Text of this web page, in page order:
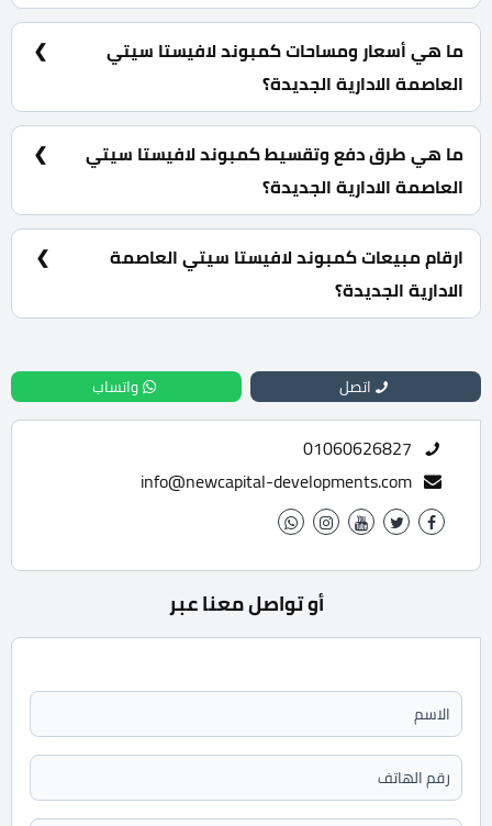
يقع كمبوند لافيستا العاصمة الادارية الجديدة بقلب الحي
السكني الرابع R4 بالتحديد في متوسط العاصمة بمنطقة
الجولدن سكوير.
ما هي أسعار ومساحات كمبوند لافيستا سيتي
العاصمة الادارية الجديدة؟
يوجد العديد من المساحات والاسعار في الكمبوند حيث تبدأ
المساحات من 230 متر مربع، والاسعار تبدأ من
15,680,000 جنية.
ما هي طرق دفع وتقسيط كمبوند لافيستا سيتي
العاصمة الادارية الجديدة؟
15% مقدم حجز كما يمكنك تقسيط الباقي من المبلغ أقساط
متساوية تصل الي 7 سنوات.
ارقام مبيعات كمبوند لافيستا سيتي العاصمة
الادارية الجديدة؟
للحجز والاستعلام تواصل معنا الان : 01060626827
اتصل واتساب
01060626827
info@newcapital-developments.com
أو تواصل معنا عبر